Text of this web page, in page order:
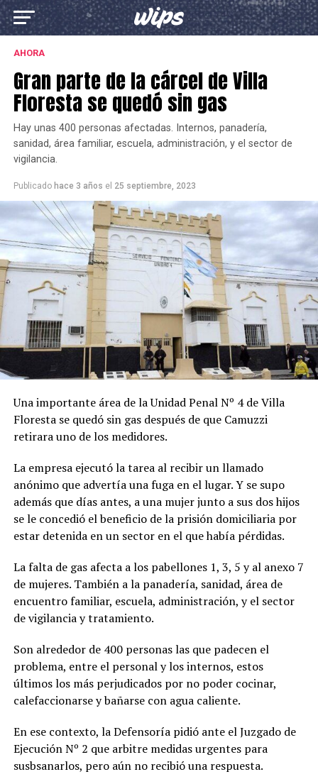
AHORA
Gran parte de la cárcel de Villa
Floresta se quedó sin gas
Hay unas 400 personas afectadas. Internos, panadería,
sanidad, área familiar, escuela, administración, y el sector de
vigilancia.
Publicado hace 3 años el 25 septiembre, 2023
Una importante área de la Unidad Penal Nº 4 de Villa
Floresta se quedó sin gas después de que Camuzzi
retirara uno de los medidores.
La empresa ejecutó la tarea al recibir un llamado
anónimo que advertía una fuga en el lugar. Y se supo
además que días antes, a una mujer junto a sus dos hijos
se le concedió el beneficio de la prisión domiciliaria por
estar detenida en un sector en el que había pérdidas.
La falta de gas afecta a los pabellones 1, 3, 5 y al anexo 7
de mujeres. También a la panadería, sanidad, área de
encuentro familiar, escuela, administración, y el sector
de vigilancia y tratamiento.
Son alrededor de 400 personas las que padecen el
problema, entre el personal y los internos, estos
últimos los más perjudicados por no poder cocinar,
calefaccionarse y bañarse con agua caliente.
En ese contexto, la Defensoría pidió ante el Juzgado de
Ejecución Nº 2 que arbitre medidas urgentes para
susbsanarlos, pero aún no recibió una respuesta.